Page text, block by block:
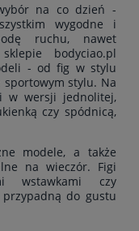
na co dzień -
wygodne i
ruchu, nawet
bodyciao.pl
- od fig w stylu
stylu. Na
w wersji jednolitej,
czy spódnicą,
modele, a także
na wieczór. Figi
wstawkami czy
do gustu